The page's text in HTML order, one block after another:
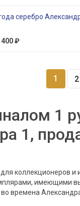
серебро Александр
₽
1 2
1
1,
коллекционеров
имеющими
времена